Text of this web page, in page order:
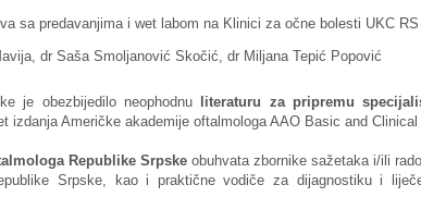
sa predavanjima i wet labom na Klinici za očne bolesti UKC
dr Saša Smoljanović Skočić, dr Miljana Tepić Popović
je obezbijedilo neophodnu literaturu za pripremu
izdanja Američke akademije oftalmologa AAO Basic and
Republike Srpske obuhvata zbornike sažetaka i/ili
Srpske, kao i praktične vodiče za dijagnostiku i